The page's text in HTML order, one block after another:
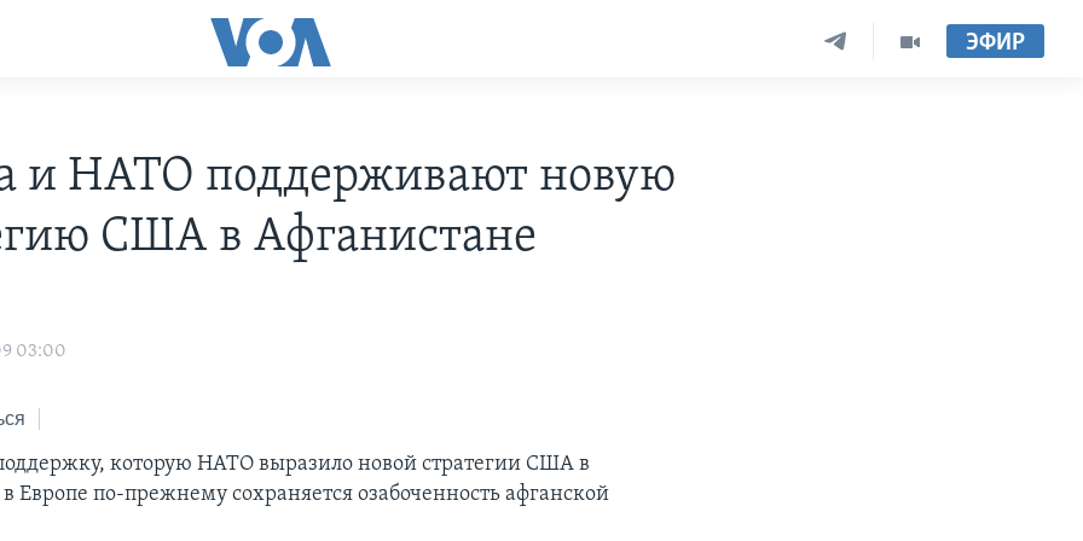
ЭФИР
и НАТО поддерживают новую
США в Афганистане
03:00
которую НАТО выразило новой стратегии США в
Европе по-прежнему сохраняется озабоченность афганской